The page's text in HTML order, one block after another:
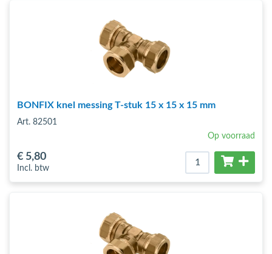
BONFIX knel messing T-stuk 15 x 15 x 15 mm
Art. 82501
Op voorraad
€ 5,80
Incl. btw